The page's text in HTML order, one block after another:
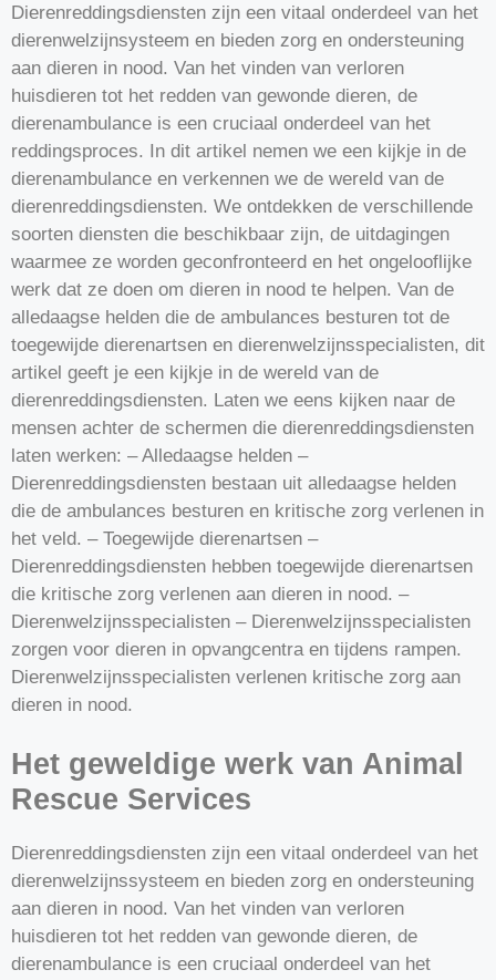
Dierenreddingsdiensten zijn een vitaal onderdeel van het
dierenwelzijnsysteem en bieden zorg en ondersteuning
aan dieren in nood. Van het vinden van verloren
huisdieren tot het redden van gewonde dieren, de
dierenambulance is een cruciaal onderdeel van het
reddingsproces. In dit artikel nemen we een kijkje in de
dierenambulance en verkennen we de wereld van de
dierenreddingsdiensten. We ontdekken de verschillende
soorten diensten die beschikbaar zijn, de uitdagingen
waarmee ze worden geconfronteerd en het ongelooflijke
werk dat ze doen om dieren in nood te helpen. Van de
alledaagse helden die de ambulances besturen tot de
toegewijde dierenartsen en dierenwelzijnsspecialisten, dit
artikel geeft je een kijkje in de wereld van de
dierenreddingsdiensten. Laten we eens kijken naar de
mensen achter de schermen die dierenreddingsdiensten
laten werken: – Alledaagse helden –
Dierenreddingsdiensten bestaan uit alledaagse helden
die de ambulances besturen en kritische zorg verlenen in
het veld. – Toegewijde dierenartsen –
Dierenreddingsdiensten hebben toegewijde dierenartsen
die kritische zorg verlenen aan dieren in nood. –
Dierenwelzijnsspecialisten – Dierenwelzijnsspecialisten
zorgen voor dieren in opvangcentra en tijdens rampen.
Dierenwelzijnsspecialisten verlenen kritische zorg aan
dieren in nood.
Het geweldige werk van Animal
Rescue Services
Dierenreddingsdiensten zijn een vitaal onderdeel van het
dierenwelzijnssysteem en bieden zorg en ondersteuning
aan dieren in nood. Van het vinden van verloren
huisdieren tot het redden van gewonde dieren, de
dierenambulance is een cruciaal onderdeel van het